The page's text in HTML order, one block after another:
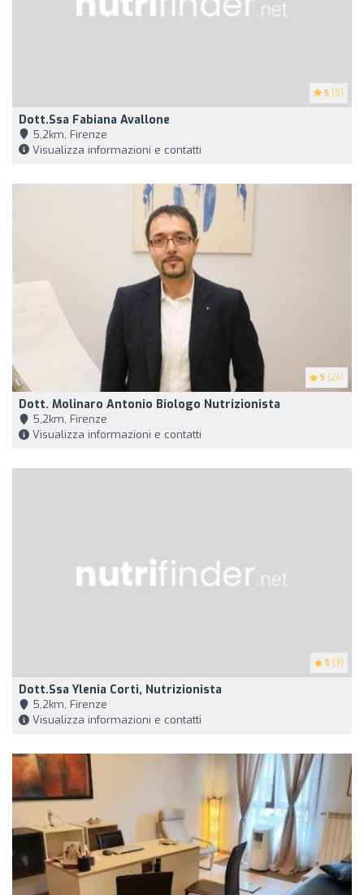
5 (5)
Dott.ssa Fabiana Avallone
5,2km, Firenze
Visualizza informazioni e contatti
5 (24)
Dott. Molinaro Antonio Biologo Nutrizionista
5,2km, Firenze
Visualizza informazioni e contatti
5 (3)
Dott.ssa Ylenia Corti, Nutrizionista
5,2km, Firenze
Visualizza informazioni e contatti